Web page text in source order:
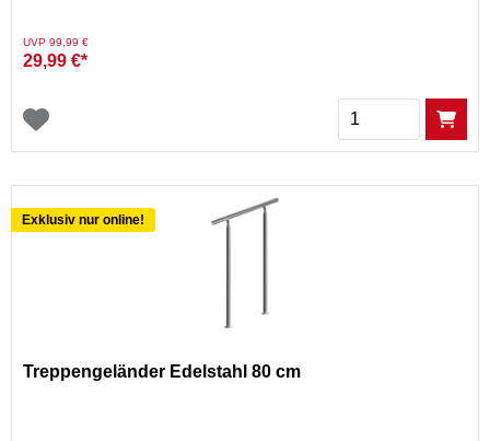
Preis reduziert von
UVP 99,99 €auf
29,99 €*
Menge
Exklusiv nur online!
Treppengeländer Edelstahl 80 cm